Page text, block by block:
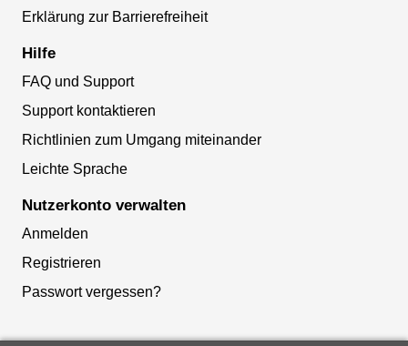
Erklärung zur Barrierefreiheit
Hilfe
FAQ und Support
Support kontaktieren
Richtlinien zum Umgang miteinander
Leichte Sprache
Nutzerkonto verwalten
Anmelden
Registrieren
Passwort vergessen?